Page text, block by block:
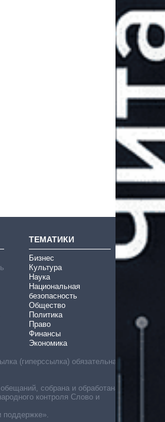
ТЕМАТИКИ
Бизнес
Культура
Наука
Национальная
безопасность
Общество
Политика
Право
Финансы
Экономика
(гиперссылка) обязательна
собрана и обработана
контроля Слово и
поддержке».